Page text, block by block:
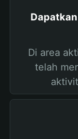
Dapatkan
Di area
telah